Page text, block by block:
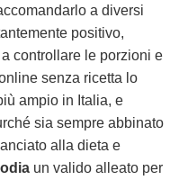
a diversi
positivo,
controllare le porzioni e
senza ricetta lo
ampio in Italia, e
sia sempre abbinato
alla dieta e
un valido alleato per